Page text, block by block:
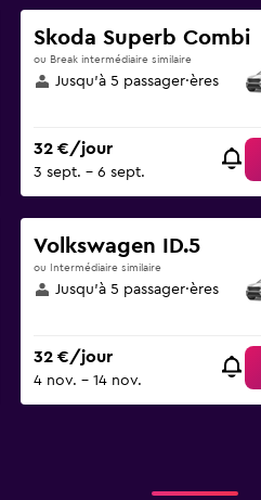
Skoda Superb Combi
ou Break intermédiaire similaire
Jusqu’à 5 passager·ères
32 €/jour
3 sept. - 6 sept.
Volkswagen ID.5
ou Intermédiaire similaire
Jusqu’à 5 passager·ères
32 €/jour
4 nov. - 14 nov.